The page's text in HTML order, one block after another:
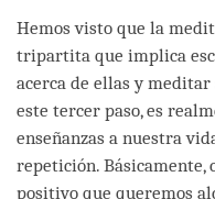
Hemos visto que la
tripartita que implica
acerca de ellas y
este tercer paso, es
enseñanzas a nuestra
repetición. Básicamente,
positivo que queremos